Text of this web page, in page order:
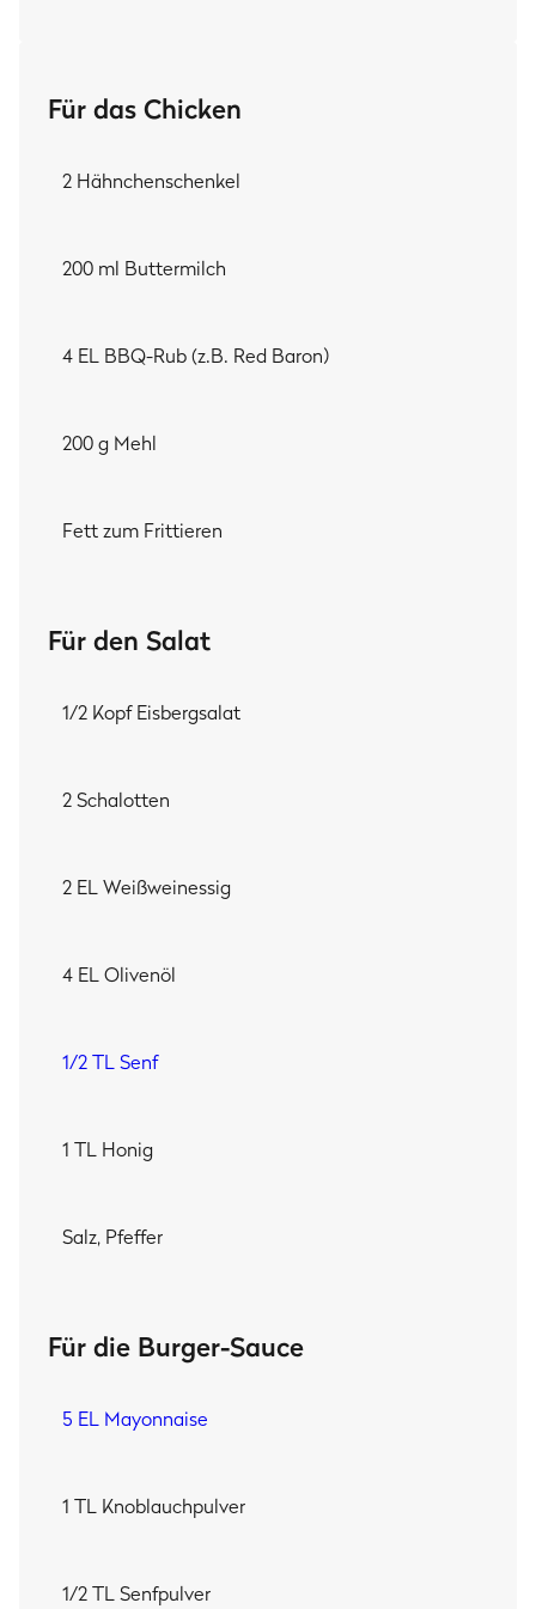
geht Chickenburger auf Koreanisch! Dann mach dein
Burger-Menü mitDIY Big Mac
Für das Chicken
2 Hähnchenschenkel
200 ml Buttermilch
4 EL BBQ-Rub (z.B. Red Baron)
200 g Mehl
Fett zum Frittieren
Für den Salat
1/2 Kopf Eisbergsalat
2 Schalotten
2 EL Weißweinessig
4 EL Olivenöl
1/2 TL Senf
1 TL Honig
Salz, Pfeffer
Für die Burger-Sauce
5 EL Mayonnaise
1 TL Knoblauchpulver
1/2 TL Senfpulver